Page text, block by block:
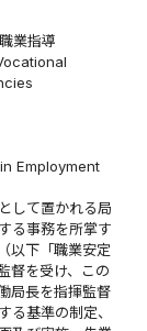
業指導
Employment
して置かれる局
る事務を所掌す
以下「職業安定
督を受け、この
局長を指揮監督
る基準の制定、